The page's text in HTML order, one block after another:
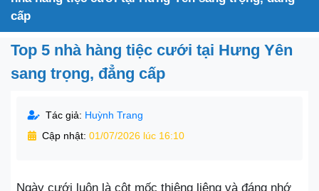
cấp
Top 5 nhà hàng tiệc cưới tại Hưng Yên
sang trọng, đẳng cấp
Tác giả: Huỳnh Trang
Cập nhật: 01/07/2026 lúc 16:10
Ngày cưới luôn là cột mốc thiêng liêng và đáng nhớ